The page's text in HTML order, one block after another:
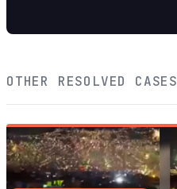
OTHER RESOLVED CASES